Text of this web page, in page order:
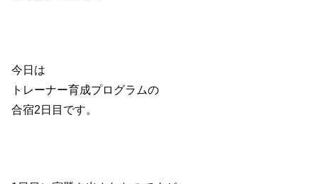
今日は
トレーナー育成プログラムの
合宿2日目です。